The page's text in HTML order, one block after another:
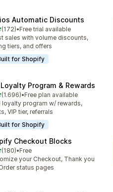
Automatic Discounts
üzerinden
(172)
172 değerlendirme
•Free trial available
sales with volume discounts,
tiers, and offers
for Shopify
Program & Rewards
üzerinden
(1.696)
1696 değerlendirme
•Free plan available
loyalty program w/ rewards,
VIP tier, referrals
for Shopify
Checkout Blocks
üzerinden
(180)
180 değerlendirme
•Free
your Checkout, Thank you
status pages